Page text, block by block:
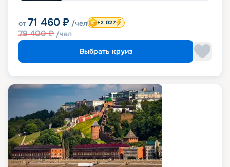
от 71 460 ₽ /чел
79 400₽ /чел
+2 027
Выбрать круиз